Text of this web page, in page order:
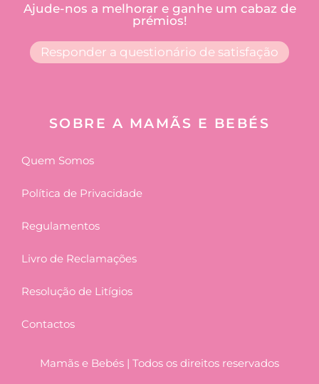
Ajude-nos a melhorar e ganhe um cabaz de
prémios!
Responder a questionário de satisfação
SOBRE A MAMÃS E BEBÉS
Quem Somos
Política de Privacidade
Regulamentos
Livro de Reclamações
Resolução de Litígios
Contactos
Mamãs e Bebés | Todos os direitos reservados